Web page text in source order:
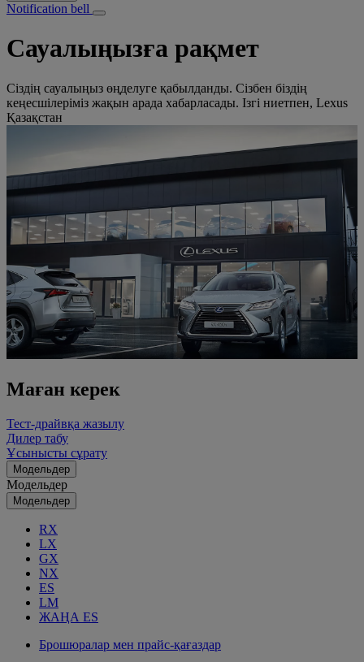
Notification bell
Сауалыңызға рақмет
Cіздің сауалыңыз өңделуге қабылданды. Сізбен біздің
кеңесшілеріміз жақын арада хабарласады. Ізгі ниетпен, Lexus
Қазақстан
Маған керек
Тест-драйвқа жазылу
Дилер табу
Ұсынысты сұрату
Модельдер
Модельдер
Модельдер
RX
LX
GX
NX
ES
LM
ЖАҢА ES
Брошюралар мен прайс-қағаздар